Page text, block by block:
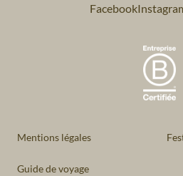
Facebook
Mentions légales
Guide de voyage